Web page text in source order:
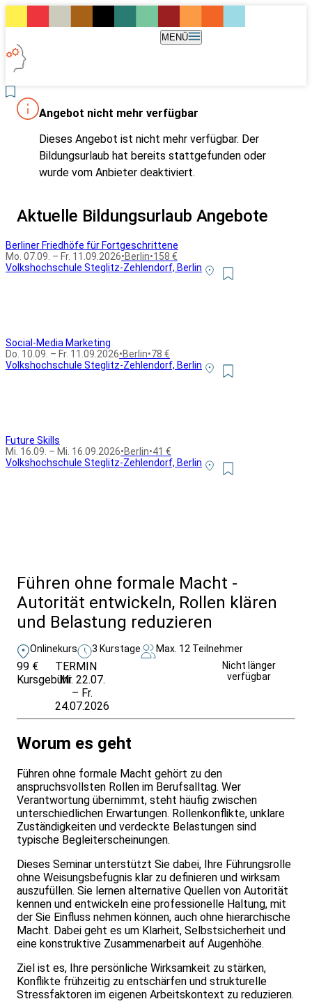
MENÜ
Angebot nicht mehr verfügbar
Dieses Angebot ist nicht mehr verfügbar. Der
Bildungsurlaub hat bereits stattgefunden oder
wurde vom Anbieter deaktiviert.
Aktuelle Bildungsurlaub Angebote
Berliner Friedhöfe für Fortgeschrittene
Mo. 07.09. – Fr. 11.09.2026•Berlin•158 €
Volkshochschule Steglitz-Zehlendorf, Berlin
Social-Media Marketing
Do. 10.09. – Fr. 11.09.2026•Berlin•78 €
Volkshochschule Steglitz-Zehlendorf, Berlin
Future Skills
Mi. 16.09. – Mi. 16.09.2026•Berlin•41 €
Volkshochschule Steglitz-Zehlendorf, Berlin
Führen ohne formale Macht -
Autorität entwickeln, Rollen klären
und Belastung reduzieren
Onlinekurs 3 Kurstage Max. 12 Teilnehmer
99 €
Kursgebühr
TERMIN
Mi. 22.07.
– Fr.
24.07.2026
Nicht länger
verfügbar
Worum es geht
Führen ohne formale Macht gehört zu den
anspruchsvollsten Rollen im Berufsalltag. Wer
Verantwortung übernimmt, steht häufig zwischen
unterschiedlichen Erwartungen. Rollenkonflikte, unklare
Zuständigkeiten und verdeckte Belastungen sind
typische Begleiterscheinungen.
Dieses Seminar unterstützt Sie dabei, Ihre Führungsrolle
ohne Weisungsbefugnis klar zu definieren und wirksam
auszufüllen. Sie lernen alternative Quellen von Autorität
kennen und entwickeln eine professionelle Haltung, mit
der Sie Einfluss nehmen können, auch ohne hierarchische
Macht. Dabei geht es um Klarheit, Selbstsicherheit und
eine konstruktive Zusammenarbeit auf Augenhöhe.
Ziel ist es, Ihre persönliche Wirksamkeit zu stärken,
Konflikte frühzeitig zu entschärfen und strukturelle
Stressfaktoren im eigenen Arbeitskontext zu reduzieren.